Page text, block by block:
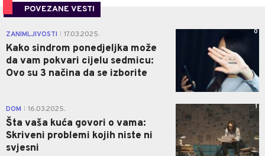
POVEZANE VESTI
ZANIMLJIVOSTI 17.03.2025.
Kako sindrom ponedjeljka može
da vam pokvari cijelu sedmicu:
Ovo su 3 načina da se izborite
0
DOM 16.03.2025.
Šta vaša kuća govori o vama:
Skriveni problemi kojih niste ni
svjesni
1